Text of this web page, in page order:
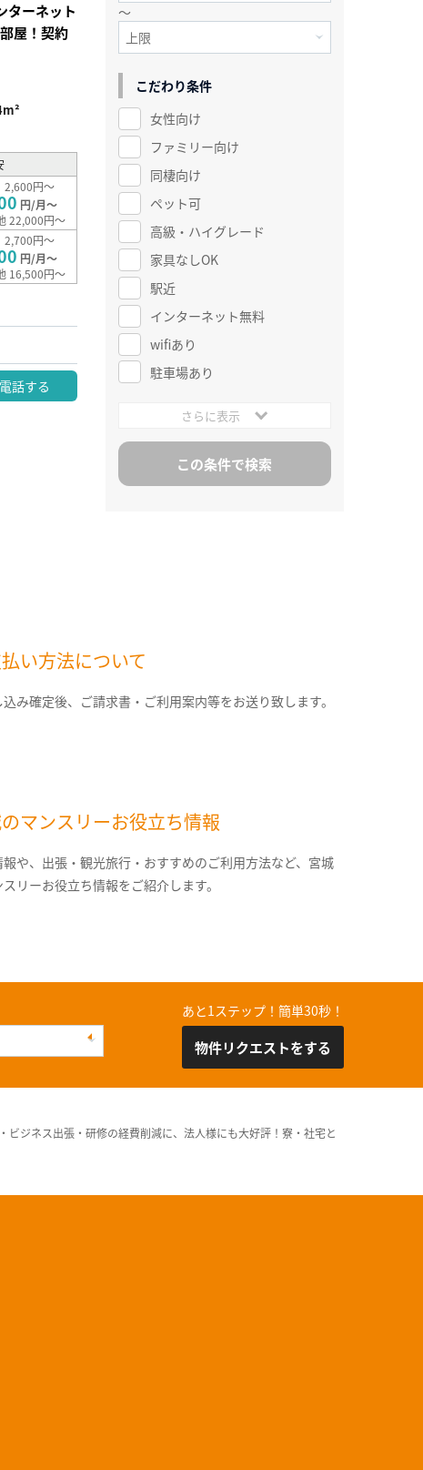
ーネット
屋！契約
2,600円～
円/月～
22,000円～
2,700円～
円/月～
16,500円～
電話する
～
こだわり条件
女性向け
ファミリー向け
同棲向け
ペット可
高級・ハイグレード
家具なしOK
駅近
インターネット無料
wifiあり
駐車場あり
さらに表示
い方法について
み確定後、ご請求書・ご利用案内等をお送り致します。
マンスリーお役立ち情報
報や、出張・観光旅行・おすすめのご利用方法など、宮城
リーお役立ち情報をご紹介します。
あと1ステップ！簡単30秒！
物件リクエストをする
ジネス出張・研修の経費削減に、法人様にも大好評！寮・社宅と